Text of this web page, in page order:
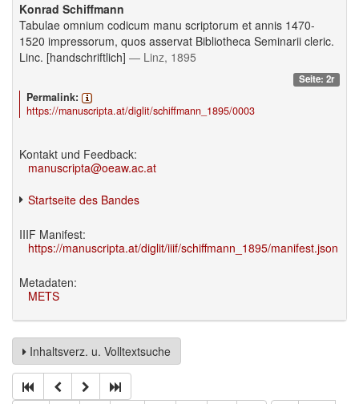
Konrad Schiffmann
Tabulae omnium codicum manu scriptorum et annis 1470-
1520 impressorum, quos asservat Bibliotheca Seminarii cleric.
Linc. [handschriftlich] — Linz, 1895
Seite: 2r
Permalink:
https://manuscripta.at/diglit/schiffmann_1895/0003
Kontakt und Feedback:
manuscripta@oeaw.ac.at
Startseite des Bandes
IIIF Manifest:
https://manuscripta.at/diglit/iiif/schiffmann_1895/manifest.json
Metadaten:
METS
Inhaltsverz. u. Volltextsuche